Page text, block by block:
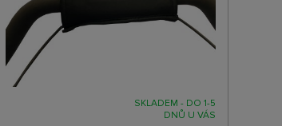
SKLADEM - DO 1-5
DNŮ U VÁS